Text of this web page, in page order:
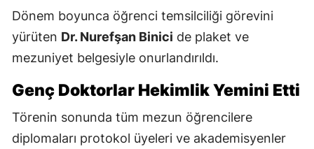
Dönem boyunca öğrenci temsilciliği görevini
yürüten Dr. Nurefşan Binici de plaket ve
mezuniyet belgesiyle onurlandırıldı.
Genç Doktorlar Hekimlik Yemini Etti
Törenin sonunda tüm mezun öğrencilere
diplomaları protokol üyeleri ve akademisyenler